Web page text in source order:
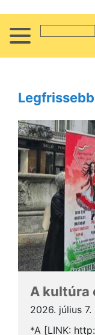
A kultúra
2026. július 7.
*A [LINK: